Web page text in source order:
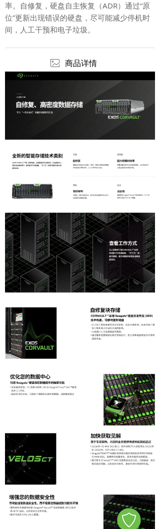
率。自修复，硬盘自主恢复（ADR）通过“原
位”更新出现错误的硬盘，尽可能减少停机时
间，人工干预和电子垃圾。
商品详情
ꂈ